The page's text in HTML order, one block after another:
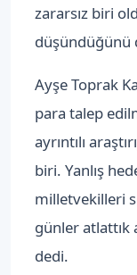
zararsız biri
düşündüğünü
Ayşe Toprak
para talep
ayrıntılı
biri. Yanlış
milletvekilleri
günler atlattık
dedi.